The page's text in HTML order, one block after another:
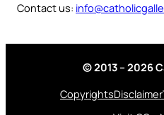
Contact us:
© 2013 – 2026
CopyrightsDisclaimer